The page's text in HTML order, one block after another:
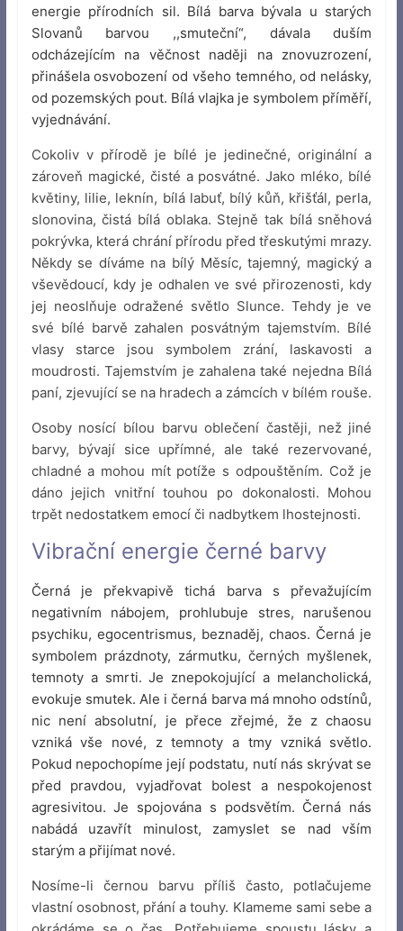
energie přírodních sil. Bílá barva bývala u starých
Slovanů barvou ,,smuteční“, dávala duším
odcházejícím na věčnost naději na znovuzrození,
přinášela osvobození od všeho temného, od nelásky,
od pozemských pout. Bílá vlajka je symbolem příměří,
vyjednávání.
Cokoliv v přírodě je bílé je jedinečné, originální a
zároveň magické, čisté a posvátné. Jako mléko, bílé
květiny, lilie, leknín, bílá labuť, bílý kůň, křišťál, perla,
slonovina, čistá bílá oblaka. Stejně tak bílá sněhová
pokrývka, která chrání přírodu před třeskutými mrazy.
Někdy se díváme na bílý Měsíc, tajemný, magický a
vševědoucí, kdy je odhalen ve své přirozenosti, kdy
jej neoslňuje odražené světlo Slunce. Tehdy je ve
své bílé barvě zahalen posvátným tajemstvím. Bílé
vlasy starce jsou symbolem zrání, laskavosti a
moudrosti. Tajemstvím je zahalena také nejedna Bílá
paní, zjevující se na hradech a zámcích v bílém rouše.
Osoby nosící bílou barvu oblečení častěji, než jiné
barvy, bývají sice upřímné, ale také rezervované,
chladné a mohou mít potíže s odpouštěním. Což je
dáno jejich vnitřní touhou po dokonalosti. Mohou
trpět nedostatkem emocí či nadbytkem lhostejnosti.
Vibrační energie černé barvy
Černá je překvapivě tichá barva s převažujícím
negativním nábojem, prohlubuje stres, narušenou
psychiku, egocentrismus, beznaděj, chaos. Černá je
symbolem prázdnoty, zármutku, černých myšlenek,
temnoty a smrti. Je znepokojující a melancholická,
evokuje smutek. Ale i černá barva má mnoho odstínů,
nic není absolutní, je přece zřejmé, že z chaosu
vzniká vše nové, z temnoty a tmy vzniká světlo.
Pokud nepochopíme její podstatu, nutí nás skrývat se
před pravdou, vyjadřovat bolest a nespokojenost
agresivitou. Je spojována s podsvětím. Černá nás
nabádá uzavřít minulost, zamyslet se nad vším
starým a přijímat nové.
Nosíme-li černou barvu příliš často, potlačujeme
vlastní osobnost, přání a touhy. Klameme sami sebe a